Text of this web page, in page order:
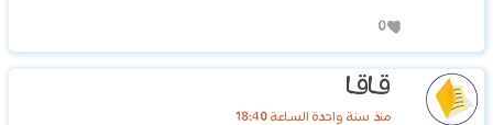
0
قاقا
منذ سنة واحدة الساعة 18:40